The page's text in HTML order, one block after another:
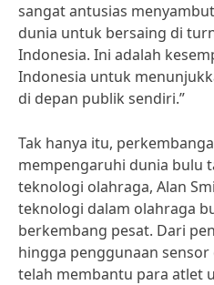
sangat antusias
dunia untuk bersaing di
Indonesia. Ini adalah
Indonesia untuk
di depan publik sendiri.”
Tak hanya itu,
mempengaruhi dunia bulu
teknologi olahraga, Alan
teknologi dalam olahraga
berkembang pesat. Dari
hingga penggunaan
telah membantu para atlet